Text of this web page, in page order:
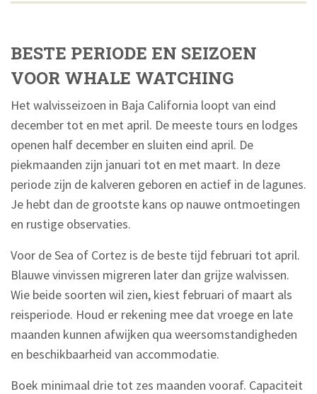
BESTE PERIODE EN SEIZOEN
VOOR WHALE WATCHING
Het walvisseizoen in Baja California loopt van eind
december tot en met april. De meeste tours en lodges
openen half december en sluiten eind april. De
piekmaanden zijn januari tot en met maart. In deze
periode zijn de kalveren geboren en actief in de lagunes.
Je hebt dan de grootste kans op nauwe ontmoetingen
en rustige observaties.
Voor de Sea of Cortez is de beste tijd februari tot april.
Blauwe vinvissen migreren later dan grijze walvissen.
Wie beide soorten wil zien, kiest februari of maart als
reisperiode. Houd er rekening mee dat vroege en late
maanden kunnen afwijken qua weersomstandigheden
en beschikbaarheid van accommodatie.
Boek minimaal drie tot zes maanden vooraf. Capaciteit